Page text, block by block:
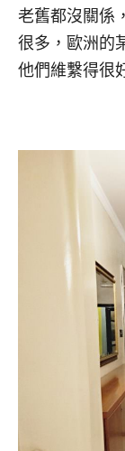
老舊都沒關係
很多，歐洲的
他們維繫得很